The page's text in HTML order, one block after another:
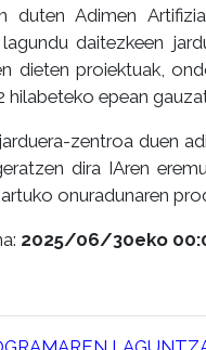
duten Adimen
daitezkeen
dieten proiektuak,
hilabeteko epean
zentroa duen
dira IAren
onuradunaren
2025/06/30eko